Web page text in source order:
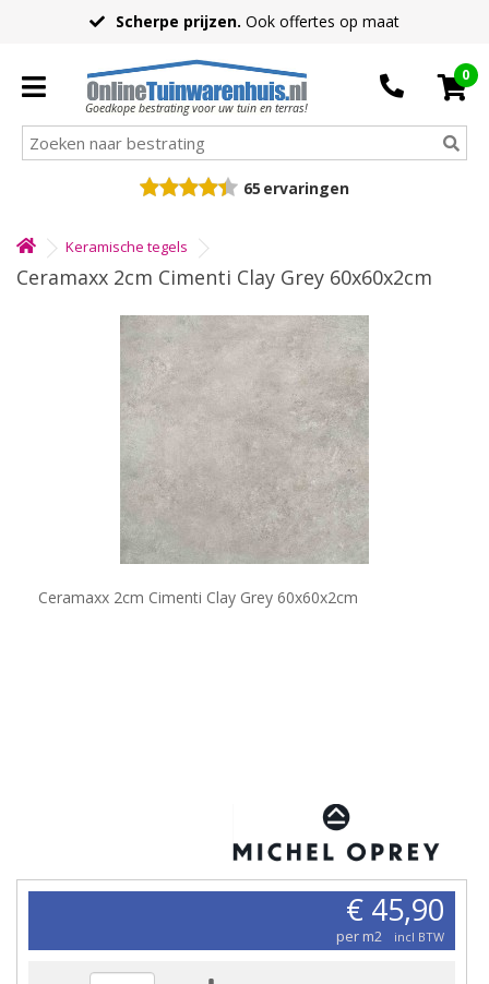
Scherpe prijzen. Ook offertes op maat
Goedkope bestrating voor uw tuin en terras!
0
65 ervaringen
Keramische tegels
Ceramaxx 2cm Cimenti Clay Grey 60x60x2cm
Ceramaxx 2cm Cimenti Clay Grey 60x60x2cm
€ 45,90
per m2 incl BTW